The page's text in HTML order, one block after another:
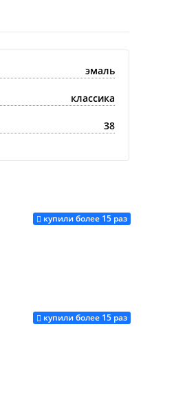
эмаль
классика
38
купили более 15 раз
Купить
купили более 15 раз